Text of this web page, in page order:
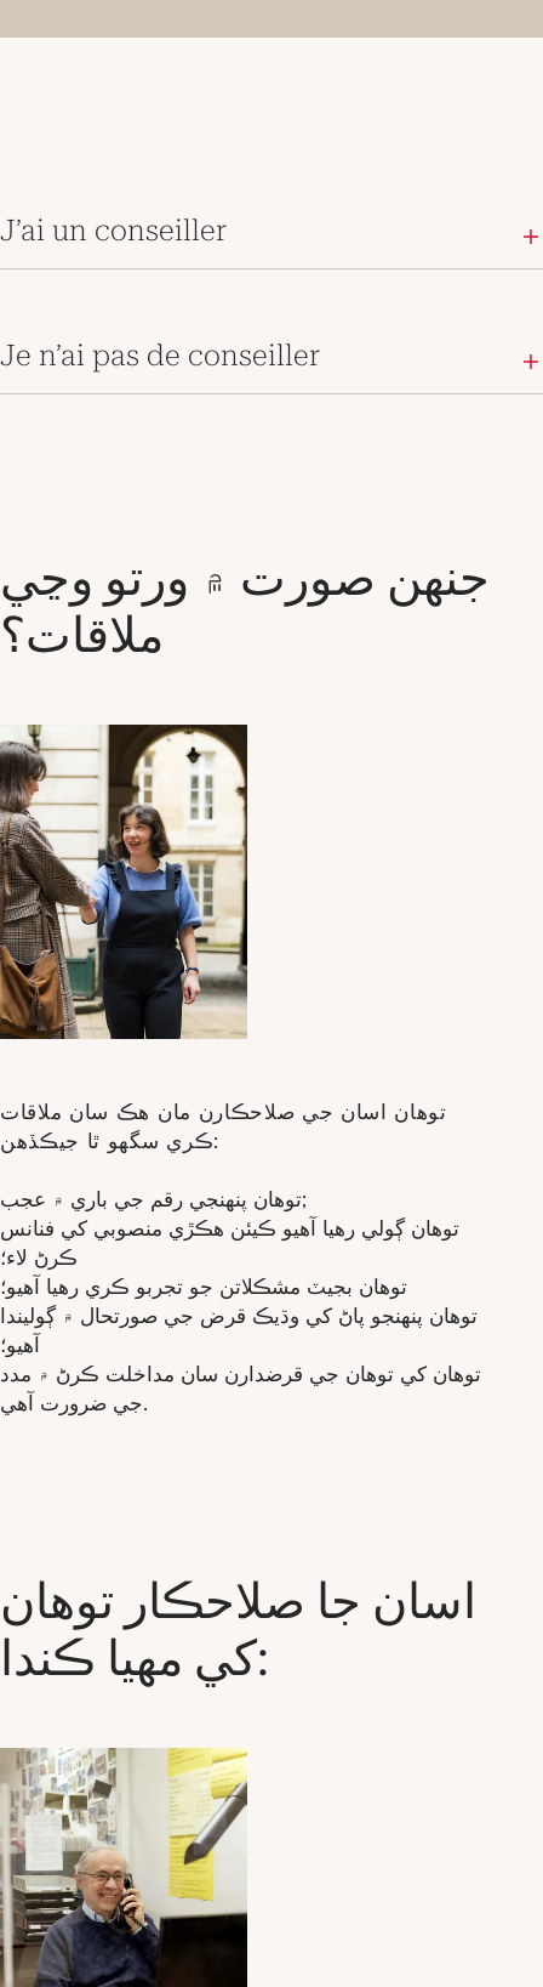
J’ai un conseiller
Je n’ai pas de conseiller
جنهن صورت ۾ ورتو وڃي
ملاقات؟
توهان اسان جي صلاحڪارن مان هڪ سان ملاقات
ڪري سگهو ٿا جيڪڏهن:
توهان پنهنجي رقم جي باري ۾ عجب;
توھان ڳولي رھيا آھيو ڪيئن ھڪڙي منصوبي کي فنانس
ڪرڻ لاء؛
توهان بجيٽ مشڪلاتن جو تجربو ڪري رهيا آهيو؛
توهان پنهنجو پاڻ کي وڌيڪ قرض جي صورتحال ۾ ڳوليندا
آهيو؛
توهان کي توهان جي قرضدارن سان مداخلت ڪرڻ ۾ مدد
جي ضرورت آهي.
اسان جا صلاحڪار توهان
کي مهيا ڪندا: